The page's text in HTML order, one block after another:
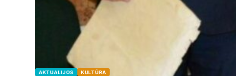
AKTUALIJOS KULTŪRA